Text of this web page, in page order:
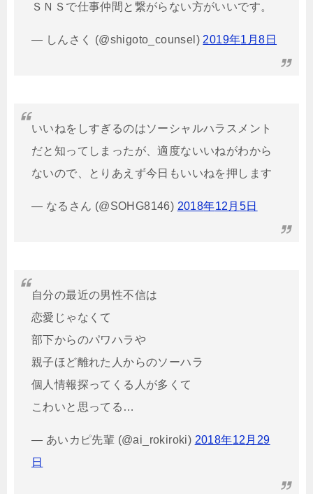
ＳＮＳで仕事仲間と繋がらない方がいいです。
— しんさく (@shigoto_counsel) 2019年1 月8 日
いいねをしすぎるのはソーシャルハラスメント
だと知ってしまったが、適度ないいねがわから
ないので、とりあえず今日もいいねを押します
— なるさん (@SOHG8146) 2018年12 月 5日
自分の最近の男性不信は
恋愛じゃなくて
部下からのパワハラや
親子ほど離れた人からのソーハラ
個人情報探ってくる人が多くて
こわいと思ってる…
— あいカピ先輩 (@ai_rokiroki) 2018年12 月 29
日